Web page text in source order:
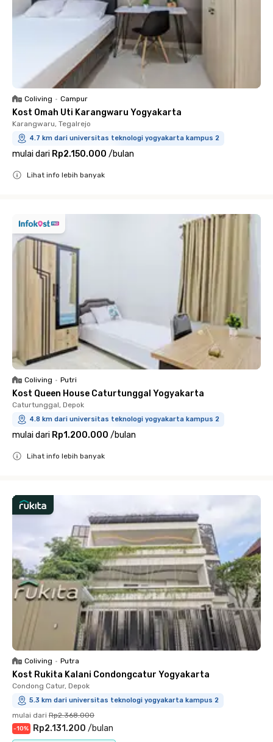
Coliving • Campur
Kost Omah Uti Karangwaru Yogyakarta
Karangwaru, Tegalrejo
4.7 km dari universitas teknologi yogyakarta kampus 2
mulai dari Rp2.150.000 /bulan
Lihat info lebih banyak
Coliving • Putri
Kost Queen House Caturtunggal Yogyakarta
Caturtunggal, Depok
4.8 km dari universitas teknologi yogyakarta kampus 2
mulai dari Rp1.200.000 /bulan
Lihat info lebih banyak
Coliving • Putra
Kost Rukita Kalani Condongcatur Yogyakarta
Condong Catur, Depok
5.3 km dari universitas teknologi yogyakarta kampus 2
mulai dari Rp2.368.000
-10% Rp2.131.200 /bulan